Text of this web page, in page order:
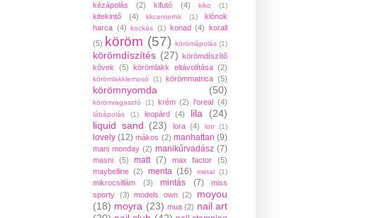
kézápolás (2) kifutó (4) kiko (1)
kitekintő (4) kkcenterhk (1)
klónok
harca (4) kockás (1) konad (4) korall
(5) köröm (57) körömápolás (1)
körömdíszítés (27) körömdíszítő
kövek
(5) körömlakk eltávolítása (2)
körömlakklemosó (1) körömmatrica (5)
körömnyomda (50)
körömragasztó (1) krém (2) l'oreal (4)
lábápolás (1) leopárd (4) lila
(24)
liquid sand (23) lora (4) lotr (1)
lovely (12) mákos (2) manhattan (9)
mani monday (2) manikűrvadász (7)
masni (5) matt (7) max factor
(5)
maybelline (2) menta (16) metal (1)
mikrocsillám (3) mintás (7)
miss
sporty (3) models own (2)
moyou
(18) moyra (23) mua (2) nail art